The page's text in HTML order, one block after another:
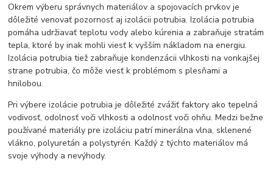
Okrem výberu správnych materiálov a spojovacích prvkov je
dôležité venovať pozornosť aj izolácii potrubia. Izolácia potrubia
pomáha udržiavať teplotu vody alebo kúrenia a zabraňuje stratám
tepla, ktoré by inak mohli viesť k vyšším nákladom na energiu.
Izolácia potrubia tiež zabraňuje kondenzácii vlhkosti na vonkajšej
strane potrubia, čo môže viesť k problémom s plesňami a
hnilobou.
Pri výbere izolácie potrubia je dôležité zvážiť faktory ako tepelná
vodivosť, odolnosť voči vlhkosti a odolnosť voči ohňu. Medzi bežne
používané materiály pre izoláciu patrí minerálna vlna, sklenené
vlákno, polyuretán a polystyrén. Každý z týchto materiálov má
svoje výhody a nevýhody.